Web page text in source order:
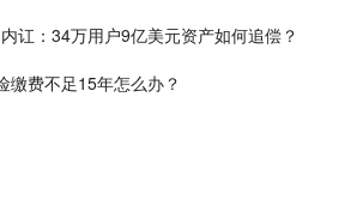
讧：34万用户9亿美元资产如何追偿？
缴费不足15年怎么办？